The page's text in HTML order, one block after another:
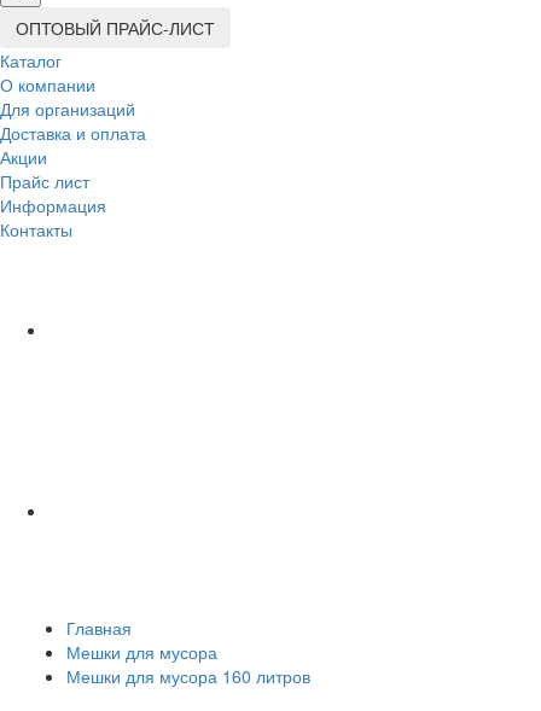
ОПТОВЫЙ ПРАЙС-ЛИСТ
Каталог
О компании
Для организаций
Доставка и оплата
Акции
Прайс лист
Информация
Контакты
Главная
Мешки для мусора
Мешки для мусора 160 литров